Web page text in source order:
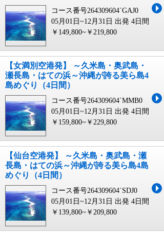
コース番号264309604`GAJ0
05月01日~12月31日 出発 4日間
￥149,800~￥219,800
【女満別空港発】 ～久米島・奥武島・
瀬長島・はての浜～沖縄が誇る美ら島4
島めぐり（4日間）
コース番号264309604`MMB0
05月01日~12月31日 出発 4日間
￥159,800~￥229,800
【仙台空港発】 ～久米島・奥武島・瀬
長島・はての浜～沖縄が誇る美ら島4島
めぐり（4日間）
コース番号264309604`SDJ0
05月01日~12月31日 出発 4日間
￥139,800~￥209,800